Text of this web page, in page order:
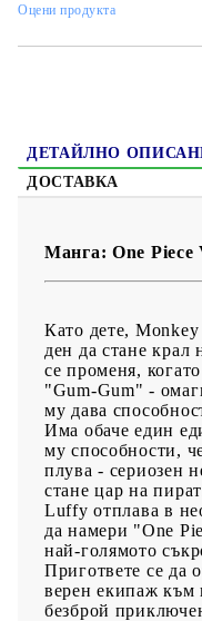
Жанр: Action,
Оцени продукта
ДЕТАЙЛНО
ДОСТАВКА
Манга: One Piece
Като дете,
ден да стане
се променя,
"Gum-Gum" -
му дава
Има обаче един
му способности,
плува - сериозен
стане цар на
Luffy отплава в
да намери "One
най-голямото
Пригответе се да
верен екипаж към
безброй